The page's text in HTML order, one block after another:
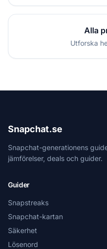
Alla
Utforska
Snapchat.se
Snapchat-generationens
jämförelser, deals och guider.
Guider
Snapstreaks
Snapchat-kartan
Säkerhet
Lösenord